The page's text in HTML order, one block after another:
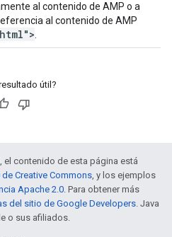
al contenido de AMP o a
al contenido de AMP
útil?
el contenido de esta página está
Creative Commons, y los ejemplos
Apache 2.0. Para obtener más
del sitio de Google Developers. Java
o sus afiliados.